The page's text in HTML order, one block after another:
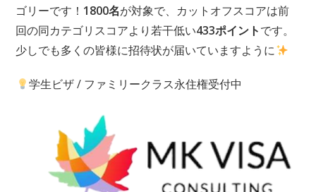
ゴリーです！ 1800名が対象で、カットオフスコアは前
回の同カテゴリスコアより若干低い433ポイントです。
少しでも多くの皆様に招待状が届いていますように
学生ビザ / ファミリークラス永住権受付中